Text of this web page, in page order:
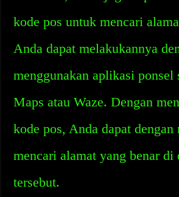
kode pos untuk mencari
Anda dapat melakukannya
menggunakan aplikasi ponsel
Maps atau Waze. Dengan
kode pos, Anda dapat dengan
mencari alamat yang benar di
tersebut.